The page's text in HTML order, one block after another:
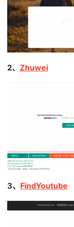
2、 Zhuwei
3、 FindYoutube